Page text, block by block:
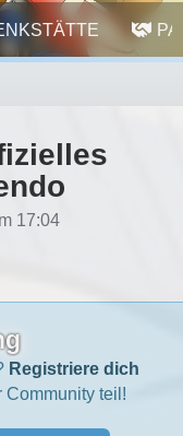
17:04
Registriere dich
teil!